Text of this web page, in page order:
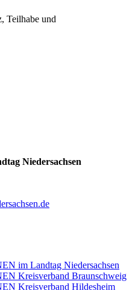
Teilhabe und
Niedersachsen
im Landtag Niedersachsen
Kreisverband Braunschweig
Kreisverband Hildesheim